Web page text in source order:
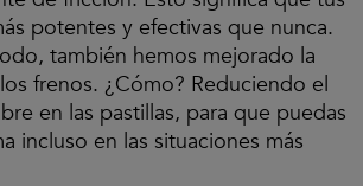
potentes y efectivas que nunca.
también hemos mejorado la
frenos. ¿Cómo? Reduciendo el
en las pastillas, para que puedas
incluso en las situaciones más